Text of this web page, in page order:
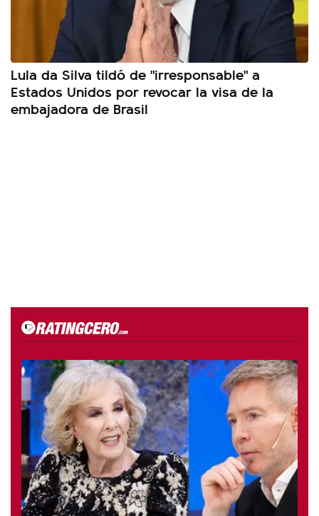
Lula da Silva tildó de "irresponsable" a
Estados Unidos por revocar la visa de la
embajadora de Brasil